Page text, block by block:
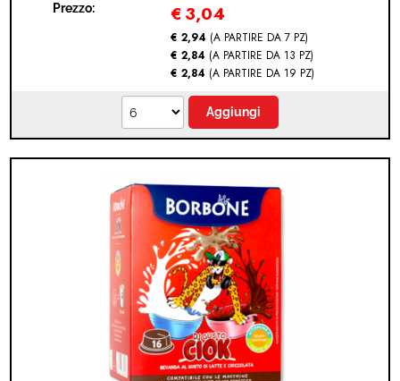
Prezzo:
€ 3,04
€ 2,94 (A PARTIRE DA 7 PZ)
€ 2,84 (A PARTIRE DA 13 PZ)
€ 2,84 (A PARTIRE DA 19 PZ)